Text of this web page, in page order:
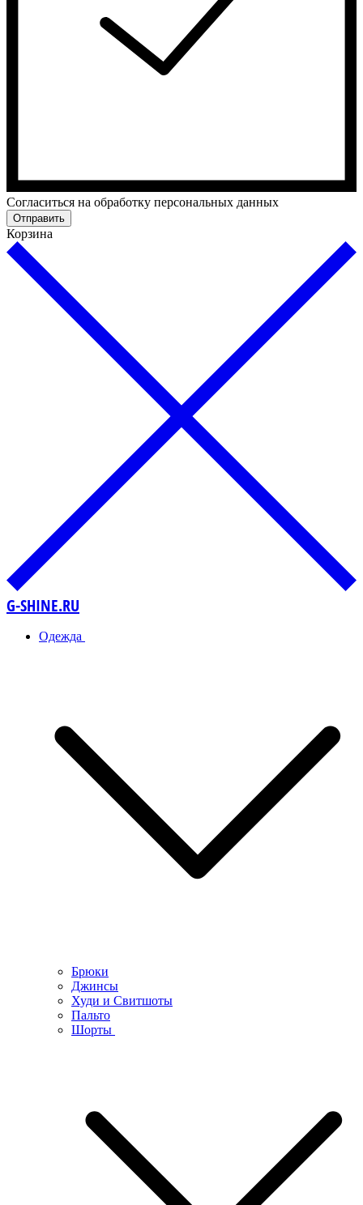
Cогласиться на обработку персональных данных
Отправить
Корзина
G-SHINE.RU
Одежда
Брюки
Джинсы
Худи и Свитшоты
Пальто
Шорты